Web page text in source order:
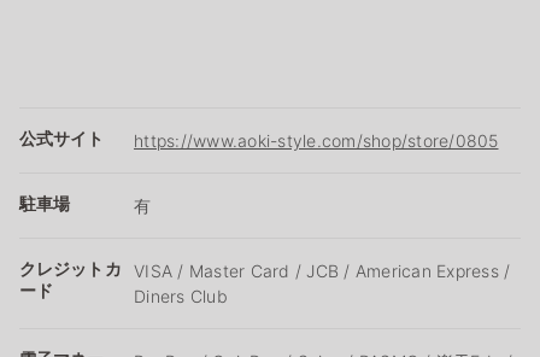
公式サイト https://www.aoki-style.com/shop/store/0805
駐車場 有
クレジットカ
ード
VISA / Master Card / JCB / American Express /
Diners Club